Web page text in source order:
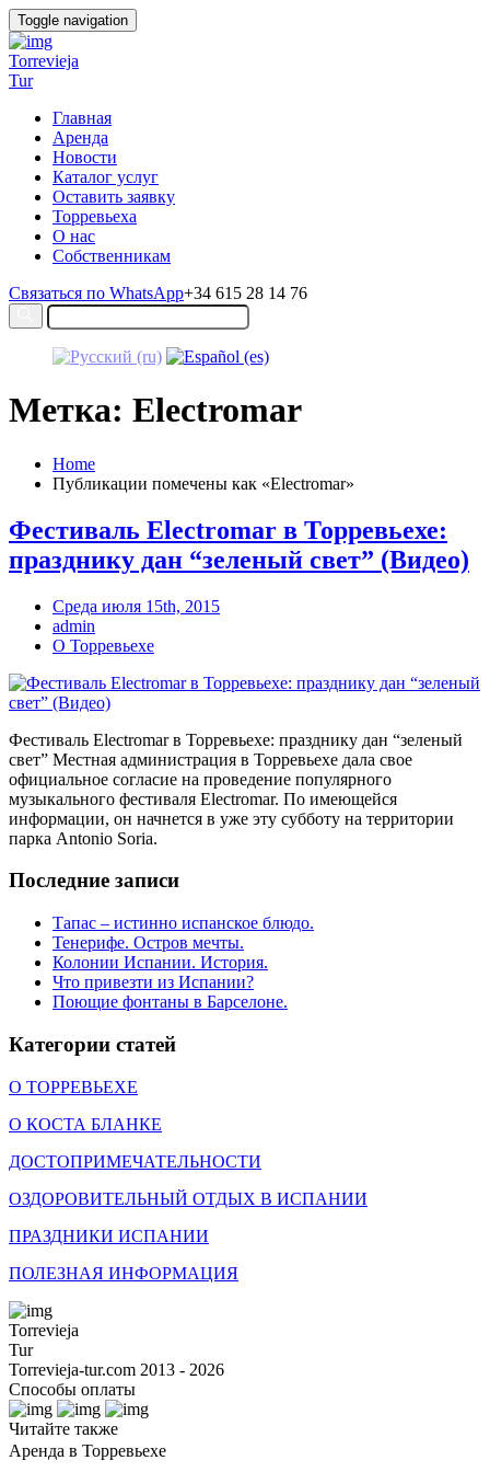
Toggle navigation
Torrevieja
Tur
Главная
Аренда
Новости
Каталог услуг
Оставить заявку
Торревьеха
О нас
Собственникам
Связаться по WhatsApp+34 615 28 14 76
Метка: Electromar
Home
Публикации помечены как «Electromar»
Фестиваль Electromar в Торревьехе:
празднику дан “зеленый свет” (Видео)
Среда июля 15th, 2015
admin
О Торревьехе
Фестиваль Electromar в Торревьехе: празднику дан “зеленый
свет” Местная администрация в Торревьехе дала свое
официальное согласие на проведение популярного
музыкального фестиваля Electromar. По имеющейся
информации, он начнется в уже эту субботу на территории
парка Antonio Soria.
Последние записи
Тапас – истинно испанское блюдо.
Тенерифе. Остров мечты.
Колонии Испании. История.
Что привезти из Испании?
Поющие фонтаны в Барселоне.
Категории статей
О ТОРРЕВЬЕХЕ
О КОСТА БЛАНКЕ
ДОСТОПРИМЕЧАТЕЛЬНОСТИ
ОЗДОРОВИТЕЛЬНЫЙ ОТДЫХ В ИСПАНИИ
ПРАЗДНИКИ ИСПАНИИ
ПОЛЕЗНАЯ ИНФОРМАЦИЯ
Torrevieja
Tur
Torrevieja-tur.com 2013 - 2026
Способы оплаты
Читайте также
Аренда в Торревьехе